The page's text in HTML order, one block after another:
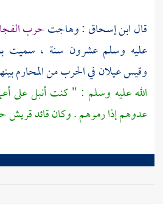
قالابن إسحاق : وهاجتحرب
عليه وسلم عشرون سنة ، سميت
وقيس عيلانفي الحرب من المحارم
الله عليه وسلم : " كنت أنبل على
عدوهم إذا رموهم . وكان قائدقريش